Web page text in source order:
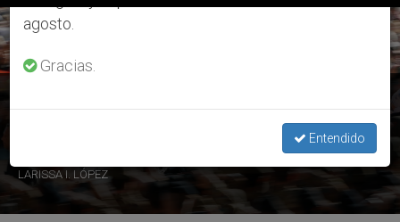
ÚLTIMAS NOTICIAS
LARISSA I. LÓPEZ
agosto.
Gracias.
Entendido